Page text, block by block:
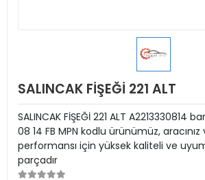
SALINCAK FİŞEĞİ 221 ALT
SALINCAK FİŞEĞİ 221 ALT A2213330814
08 14 FB MPN kodlu ürünümüz,
performansı için yüksek kaliteli ve
parçadır